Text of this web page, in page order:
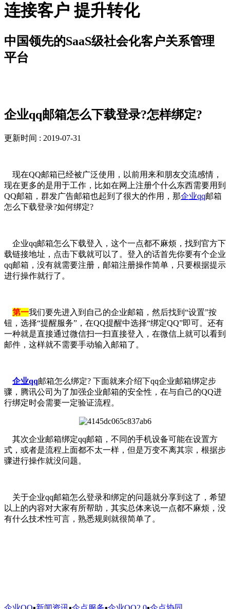
连接客户 提升转化
中国领先的SaaS级社会化客户关系管理
平台
企业qq邮箱怎么下载登录?怎样绑定?
更新时间 : 2019-07-31
现在QQ邮箱已经被广泛使用，以前用来和朋友交流感情，
现在更多的是用于工作，比如在网上注册个什么东西需要用到
QQ邮箱，群发广告邮箱也起到了很大的作用，那企业qq邮箱
怎么下载登录?如何绑定?
企业qq邮箱怎么下载登入，这个一点都不麻烦，找到官方下
载链接地址，点击下载就可以了。登入的话首先你要有个企业
qq邮箱，没有就需要注册，邮箱注册操作简单，只要根据提示
进行操作就行了。
第一我们要先进入到自己的企业邮箱，然后找到“设置”按
钮，选择“提醒服务”，在QQ提醒中选择“绑定QQ”即可。还有
一种就是直接通过微信扫一扫直接登入，在微信上就可以看到
邮件，这样就不需要手动输入邮箱了。
企业qq邮箱怎么绑定? 下面就来介绍下qq企业邮箱绑定步
骤，腾讯公司为了加强企业邮箱的安全性，在与自己的QQ进
行绑定时会需要一定验证流程。
其次企业邮箱绑定qq邮箱，不同的手机设备可能在设置方
式，或者是流程上面都不太一样，但是万变不离其宗，根据步
骤进行操作就没问题。
关于企业qq邮箱怎么登录和绑定的问题就分享到这了，希望
以上的内容对大家有所帮助，其实总体来说一点都不麻烦，没
有什么技术性可言，熟悉规则就很简单了。